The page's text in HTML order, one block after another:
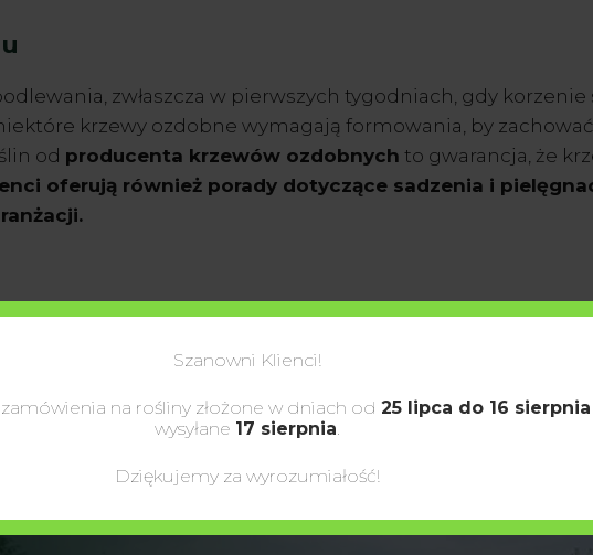
zwłaszcza w pierwszych tygodniach, gdy
krzewy ozdobne wymagają formowania, by
od producenta krzewów ozdobnych to gwarancja, że
oferują również porady dotyczące sadzenia i
Szanowni Klienci!
na rośliny złożone w dniach od 25 lipca do 16 sierpnia
wysyłane 17 sierpnia
Dziękujemy za wyrozumiałość!